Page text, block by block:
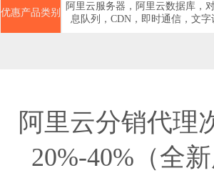
优惠产品类别
阿里云服务器，阿里云数据库，
息队列，CDN，即时通信，文
阿里云分销代理
20%-40%（全新